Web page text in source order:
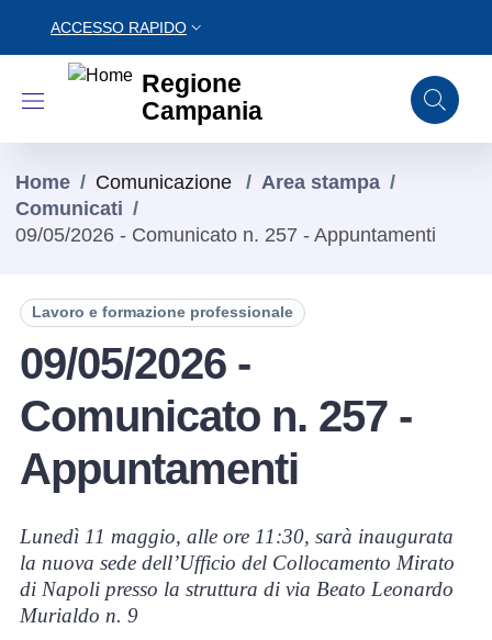
ACCESSO RAPIDO
Regione
Regione
Campania
Home / Comunicazione / Area stampa /
Comunicati /
09/05/2026 - Comunicato n. 257 - Appuntamenti
Lavoro e formazione professionale
09/05/2026 -
Comunicato n. 257 -
Appuntamenti
Lunedì 11 maggio, alle ore 11:30, sarà inaugurata
la nuova sede dell’Ufficio del Collocamento Mirato
di Napoli presso la struttura di via Beato Leonardo
Murialdo n. 9